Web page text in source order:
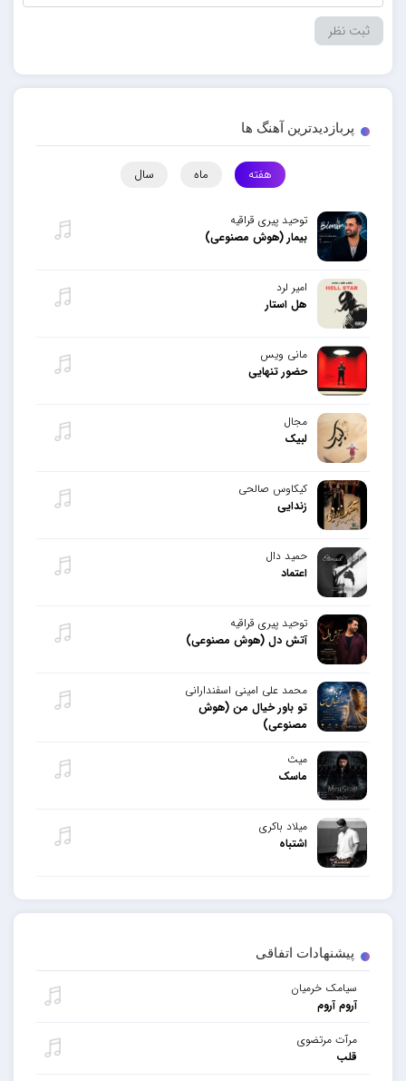
پیشنهادات اتفاقی
سیامک خرمیان
آروم آروم
مرآت مرتضوی
قلب
پربازدیدترین آهنگ ها
هفته ماه سال
توحید پیری قراقیه
بیمار (هوش مصنوعی)
امیر لرد
هل استار
مانی ویس
حضور تنهایی
مجال
لبیک
کیکاوس صالحی
زندایی
حمید دال
اعتماد
توحید پیری قراقیه
آتش دل (هوش مصنوعی)
محمد علی امینی اسفندارانی
تو باور خیال من (هوش
مصنوعی)
میث
ماسک
میلاد باکری
اشتباه